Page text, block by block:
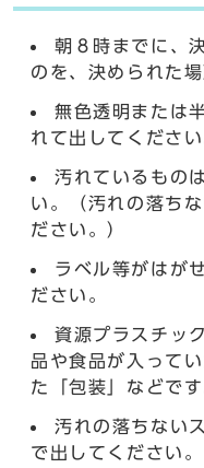
朝８時までに、
のを、決められた
無色透明または
れて出してください
汚れているもの
い。（汚れの落ち
ださい。）
ラベル等がはが
ださい。
資源プラスチッ
品や食品が入って
た「包装」などです
汚れの落ちない
で出してください。